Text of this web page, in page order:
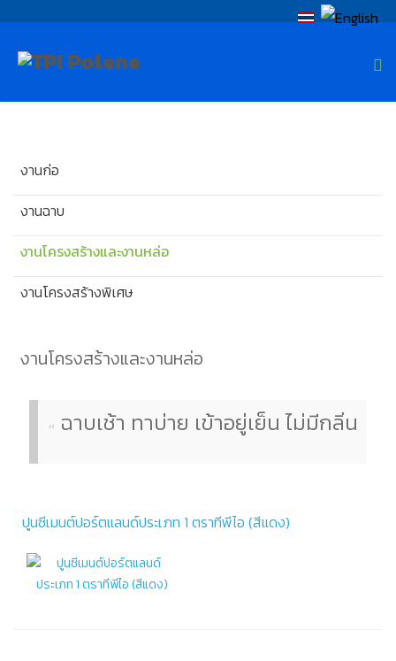
งานก่อ
งานฉาบ
งานโครงสร้างและงานหล่อ
งานโครงสร้างพิเศษ
งานโครงสร้างและงานหล่อ
ฉาบเช้า ทาบ่าย เข้าอยู่เย็น ไม่มีกลิ่น
ปูนซีเมนต์ปอร์ตแลนด์ประเภท 1 ตราทีพีไอ (สีแดง)